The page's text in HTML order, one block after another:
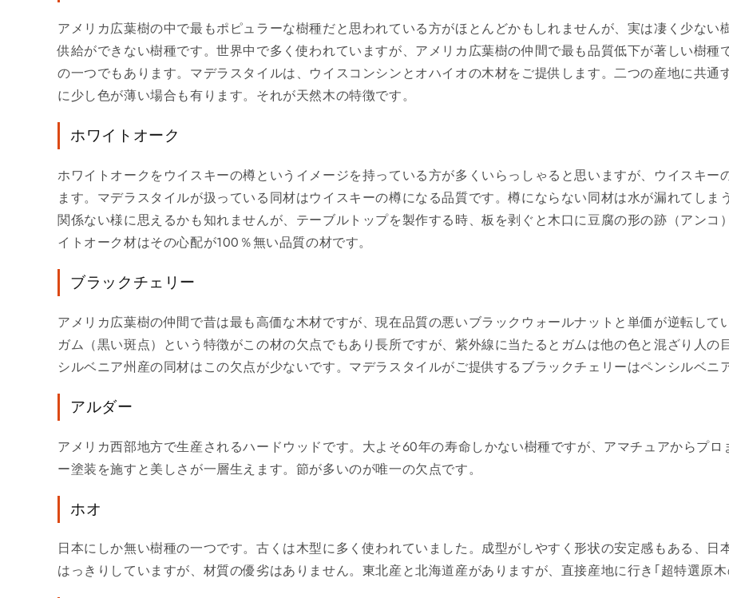
アメリカ広葉樹の中で最もポピュラーな樹種だと思われている方がほとんどかもしれませんが、実は凄く少な
供給ができない樹種です。世界中で多く使われていますが、アメリカ広葉樹の仲間で最も品質低下が著しい樹
の一つでもあります。マデラスタイルは、ウイスコンシンとオハイオの木材をご提供します。二つの産地に共
に少し色が薄い場合も有ります。それが天然木の特徴です。
ホワイトオーク
ホワイトオークをウイスキーの樽というイメージを持っている方が多くいらっしゃると思いますが、ウイスキ
ます。マデラスタイルが扱っている同材はウイスキーの樽になる品質です。樽にならない同材は水が漏れてしま
関係ない様に思えるかも知れませんが、テーブルトップを製作する時、板を剥ぐと木口に豆腐の形の跡（アン
イトオーク材はその心配が100％無い品質の材です。
ブラックチェリー
アメリカ広葉樹の仲間で昔は最も高価な木材ですが、現在品質の悪いブラックウォールナットと単価が逆転して
ガム（黒い斑点）という特徴がこの材の欠点でもあり長所ですが、紫外線に当たるとガムは他の色と混ざり人
シルベニア州産の同材はこの欠点が少ないです。マデラスタイルがご提供するブラックチェリーはペンシルベニ
アルダー
アメリカ西部地方で生産されるハードウッドです。大よそ60年の寿命しかない樹種ですが、アマチュアからプ
ー塗装を施すと美しさが一層生えます。節が多いのが唯一の欠点です。
ホオ
日本にしか無い樹種の一つです。古くは木型に多く使われていました。成型がしやすく形状の安定感もある、
はっきりしていますが、材質の優劣はありません。東北産と北海道産がありますが、直接産地に行き｢超特選原木